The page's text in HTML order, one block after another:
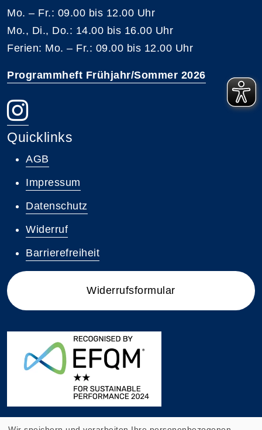
Mo. – Fr.: 09.00 bis 12.00 Uhr
Mo., Di., Do.: 14.00 bis 16.00 Uhr
Ferien: Mo. – Fr.: 09.00 bis 12.00 Uhr
Programmheft Frühjahr/Sommer 2026
Quicklinks
AGB
Impressum
Datenschutz
Widerruf
Barrierefreiheit
Widerrufsformular